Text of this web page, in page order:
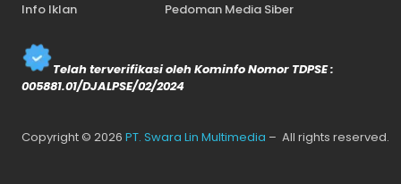
Info Iklan
Pedoman Media Siber
Telah terverifikasi oleh Kominfo Nomor TDPSE :
005881.01/DJALPSE/02/2024
Copyright © 2026 PT. Swara Lin Multimedia – All rights reserved.